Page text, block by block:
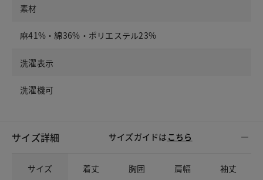
素材
麻41%・綿36%・ポリエステル23%
洗濯表示
洗濯機可
サイズ詳細 サイズガイドは こちら
サイズ 着丈 胸囲 肩幅 袖丈